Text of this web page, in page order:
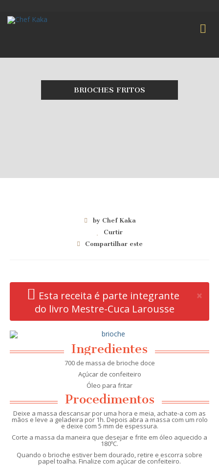
BRIOCHES FRITOS
by Chef Kaka
Curtir
Compartilhar este
×
Esta receita é parte integrante
do livro Mestre-Cuca Larousse
Ingredientes
700 de massa de brioche doce
Açúcar de confeiteiro
Óleo para fritar
Procedimentos
Deixe a massa descansar por uma hora e meia, achate-a com as
mãos e leve a geladeira por 1h. Depois abra a massa com um rolo
e deixe com 5 mm de espessura.
Corte a massa da maneira que desejar e frite em óleo aquecido a
180ºC.
Quando o brioche estiver bem dourado, retire e escorra sobre
papel toalha. Finalize com açúcar de confeiteiro.